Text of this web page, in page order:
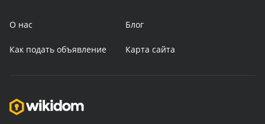
О нас Блог
Как подать объявление Карта сайта